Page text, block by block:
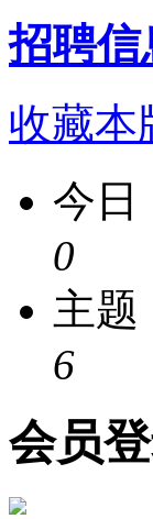
招聘信
收藏本
今日
0
主题
6
会员